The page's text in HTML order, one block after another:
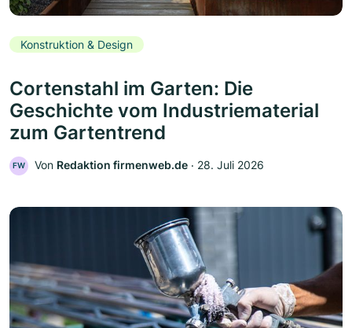
Konstruktion & Design
Cortenstahl im Garten: Die
Geschichte vom Industriematerial
zum Gartentrend
FW Von Redaktion firmenweb.de ‧ 28. Juli 2026